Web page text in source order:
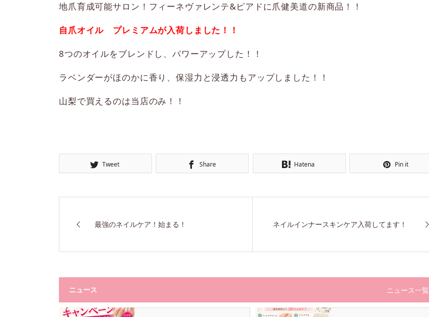
地爪育成可能サロン！フィーネヴァレンテ&ピアドに爪健美道の新商品！！
自爪オイル プレミアムが入荷しました！！
8つのオイルをブレンドし、パワーアップした！！
ラベンダーがほのかに香り、保湿力と浸透力もアップしました！！
山梨で買えるのは当店のみ！！
Tweet Share Hatena Pin it
最強のネイルケア！始まる！ ネイルインナースキンケア入荷してます！
ニュース ニュース一覧